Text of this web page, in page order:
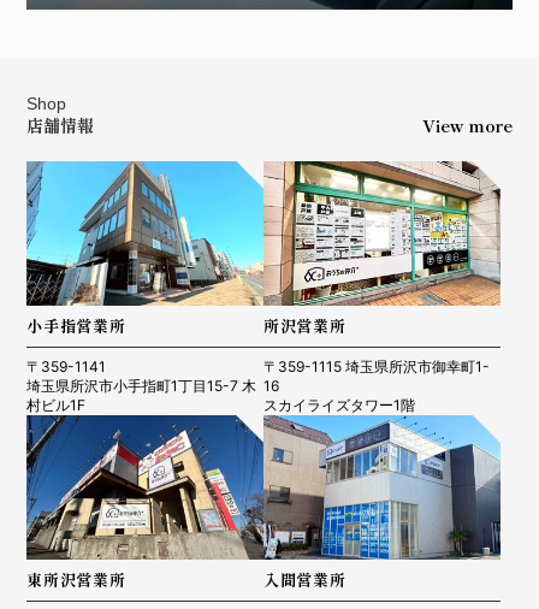
Shop
店舗情報 View more
小手指営業所
〒359-1141
埼玉県所沢市小手指町1丁目15-7 木
村ビル1F
所沢営業所
〒359-1115 埼玉県所沢市御幸町1-
16
スカイライズタワー1階
東所沢営業所 入間営業所